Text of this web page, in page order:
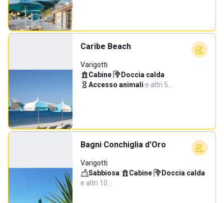
Caribe Beach
Varigotti
Cabine· Doccia calda·
Accesso animali·e altri 5…
Bagni Conchiglia d'Oro
Varigotti
Sabbiosa· Cabine· Doccia calda·
e altri 10…